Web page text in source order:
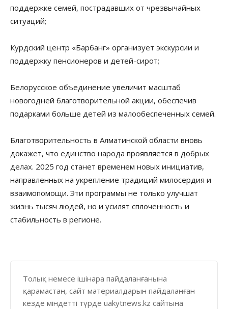
поддержке семей, пострадавших от чрезвычайных
ситуаций;
Курдский центр «Барбанг» организует экскурсии и
поддержку пенсионеров и детей-сирот;
Белорусское объединение увеличит масштаб
новогодней благотворительной акции, обеспечив
подарками больше детей из малообеспеченных семей.
Благотворительность в Алматинской области вновь
докажет, что единство народа проявляется в добрых
делах. 2025 год станет временем новых инициатив,
направленных на укрепление традиций милосердия и
взаимопомощи. Эти программы не только улучшат
жизнь тысяч людей, но и усилят сплоченность и
стабильность в регионе.
Толық немесе ішінара пайдаланғанына
қарамастан, сайт материалдарын пайдаланған
кезде міндетті түрде uakytnews.kz сайтына